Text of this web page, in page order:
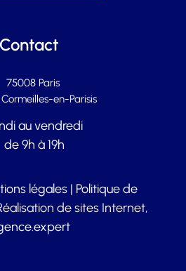
Contact
75008 Paris
en-Parisis
au vendredi
de 9h à 19h
légales| Politique de
de sites Internet,